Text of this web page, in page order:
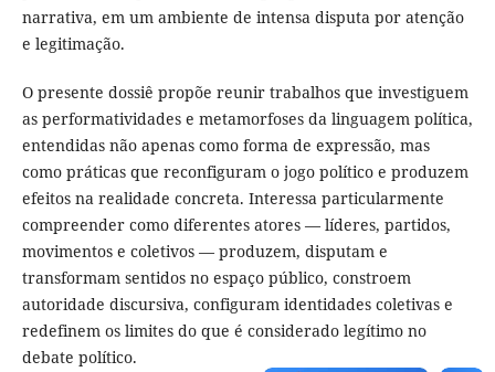
narrativa, em um ambiente de intensa disputa por atenção
e legitimação.
O presente dossiê propõe reunir trabalhos que investiguem
as performatividades e metamorfoses da linguagem política,
entendidas não apenas como forma de expressão, mas
como práticas que reconfiguram o jogo político e produzem
efeitos na realidade concreta. Interessa particularmente
compreender como diferentes atores — líderes, partidos,
movimentos e coletivos — produzem, disputam e
transformam sentidos no espaço público, constroem
autoridade discursiva, configuram identidades coletivas e
redefinem os limites do que é considerado legítimo no
debate político.